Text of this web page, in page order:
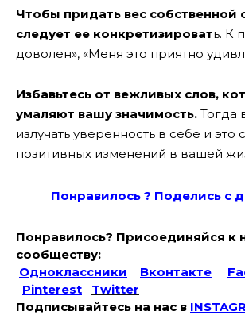
Чтобы придать вес собственной
следует ее конкретизировать. К
доволен», «Меня это приятно
Избавьтесь от вежливых слов,
умаляют вашу значимость. Тогда
излучать уверенность в себе и это
позитивных изменений в вашей
Понравилось ? Поделись с
Понравилось? Присоединяйся к
сообществу:
Одноклассники
Вконтакте
Pinterest
Twitter
Подписывайтесь на наc в